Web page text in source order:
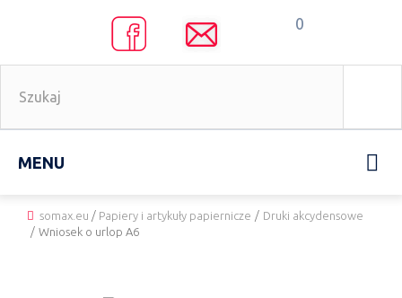
0
MENU
somax.eu / Papiery i artykuły papiernicze / Druki akcydensowe
/ Wniosek o urlop A6